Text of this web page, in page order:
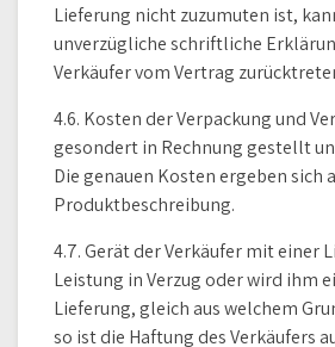
Lieferung nicht zuzumuten ist,
unverzügliche schriftliche
Verkäufer vom Vertrag
4.6. Kosten der Verpackung und
gesondert in Rechnung gestellt
Die genauen Kosten ergeben sich
Produktbeschreibung.
4.7. Gerät der Verkäufer mit einer
Leistung in Verzug oder wird ihm
Lieferung, gleich aus welchem
so ist die Haftung des Verkäufers